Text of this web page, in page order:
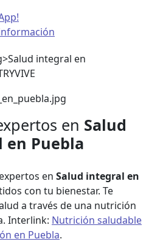
en Salud
Puebla
en Salud integral en
con tu bienestar. Te
a través de una nutrición
Interlink: Nutrición saludable
en Puebla.